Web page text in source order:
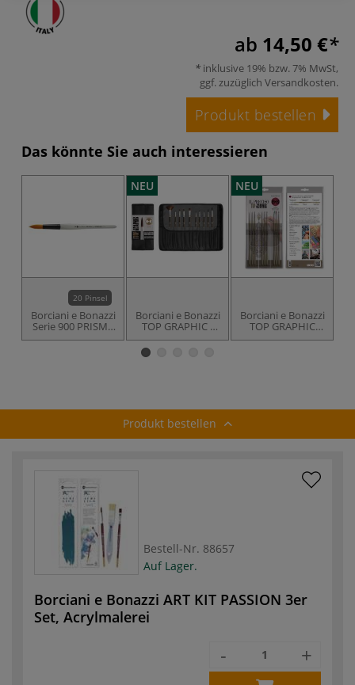
ab 14,50 €
inklusive 19% bzw. 7% MwSt,
ggf. zuzüglich Versandkosten.
Produkt bestellen
Das könnte Sie auch interessieren
20 Pinsel
Borciani e Bonazzi
Serie 900 PRISMA
Aquarellpinsel,
NEU
Borciani e Bonazzi
TOP GRAPHIC -
10er-Pinselset
NEU
Borciani e Bonazzi
TOP GRAPHIC
PRECISO Pinselset
Produkt bestellen
Bestell-Nr. 88657
Auf Lager.
Borciani e Bonazzi ART KIT PASSION 3er
Set, Acrylmalerei
- +